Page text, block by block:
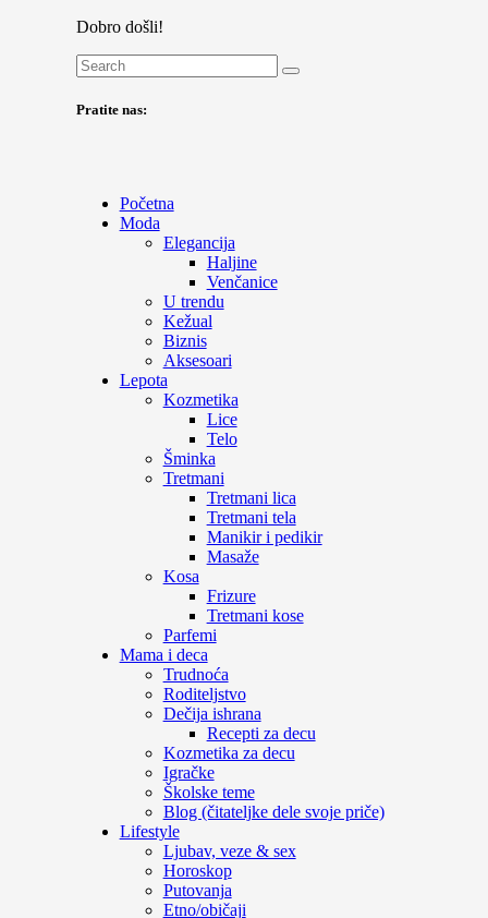
Dobro došli!
Pratite nas:
Početna
Moda
Elegancija
Haljine
Venčanice
U trendu
Kežual
Biznis
Aksesoari
Lepota
Kozmetika
Lice
Telo
Šminka
Tretmani
Tretmani lica
Tretmani tela
Manikir i pedikir
Masaže
Kosa
Frizure
Tretmani kose
Parfemi
Mama i deca
Trudnoća
Roditeljstvo
Dečija ishrana
Recepti za decu
Kozmetika za decu
Igračke
Školske teme
Blog (čitateljke dele svoje priče)
Lifestyle
Ljubav, veze & sex
Horoskop
Putovanja
Etno/običaji